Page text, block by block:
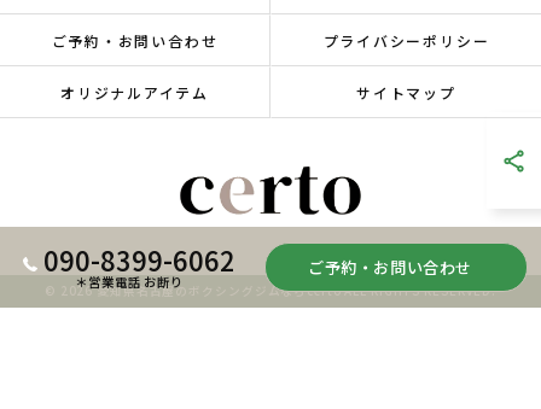
090-8399-6062
＊営業電話 お断り
ご予約・お問い合わせ
ご予約・お問い合わせ プライバシーポリシー
オリジナルアイテム サイトマップ
© 2026 愛知県名古屋のボクシングジムならcerto ALL RIGHTS RESERVED.